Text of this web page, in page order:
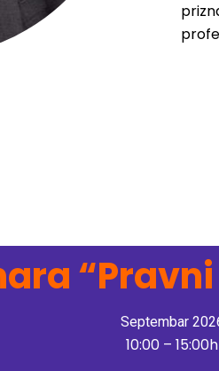
Septembar
10:00 – 15:00h